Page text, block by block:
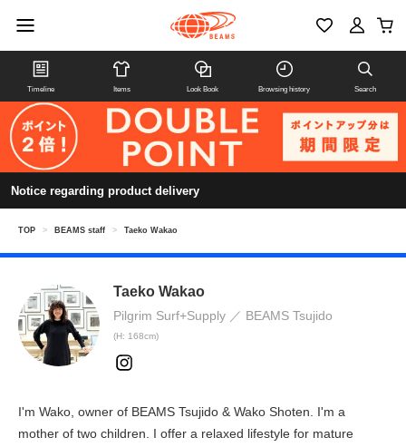
Timeline Items Look Book Browsing history Search
Notice regarding product delivery
TOP > BEAMS staff > Taeko Wakao
Taeko Wakao
Pilgrim Surf+Supply BEAMS Tsujido
(H: 168cm)
I'm Wako, owner of BEAMS Tsujido & Wako Shoten. I'm a
mother of two children. I offer a relaxed lifestyle for mature